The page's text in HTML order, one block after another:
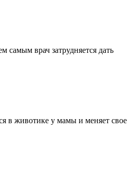
самым врач затрудняется дать
в животике у мамы и меняет свое